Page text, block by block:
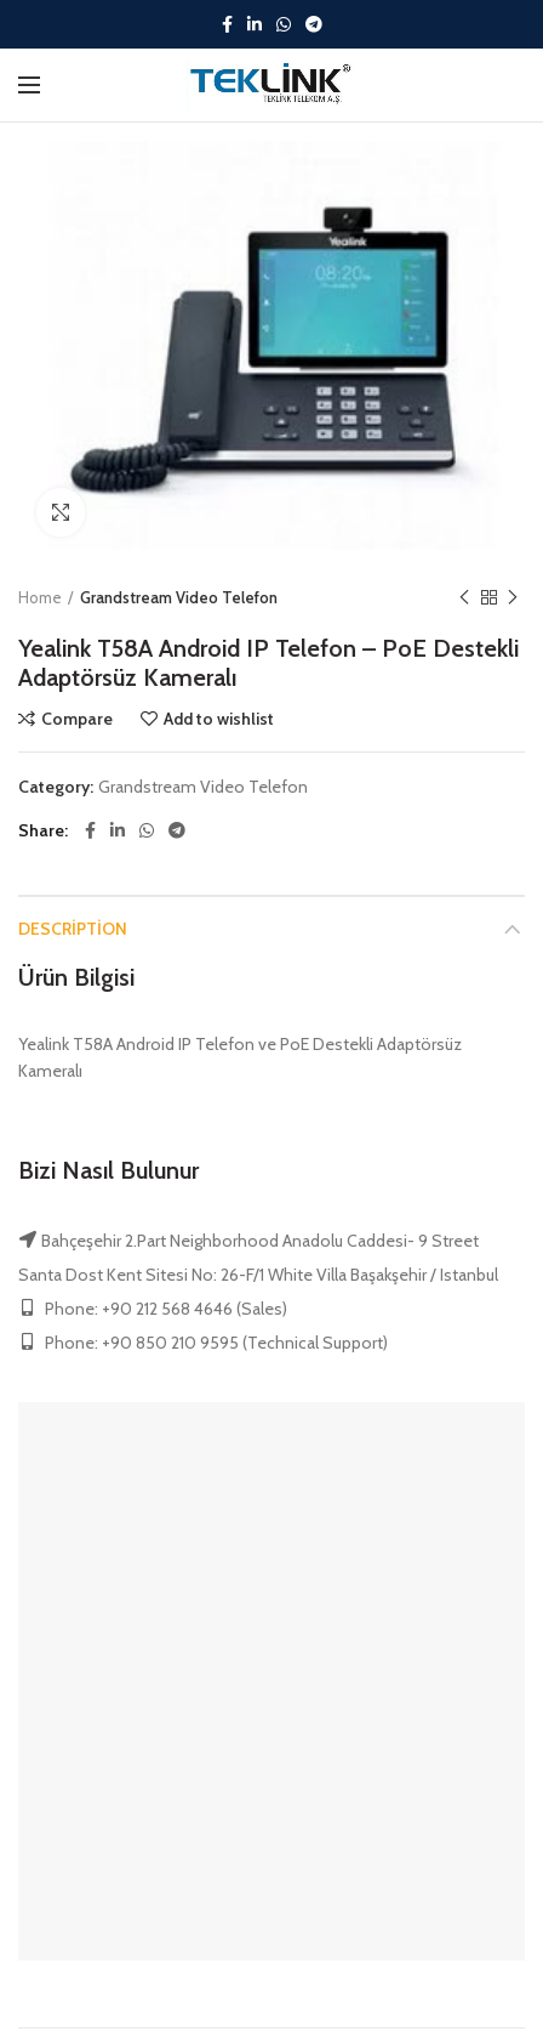
Home Grandstream Video Telefon
Yealink T58A Android IP Telefon – PoE Destekli
Adaptörsüz Kameralı
Compare Add to wishlist
Category: Grandstream Video Telefon
Share
DESCRIPTION
Ürün Bilgisi
Yealink T58A Android IP Telefon ve PoE Destekli Adaptörsüz
Kameralı
Bizi Nasıl Bulunur
Bahçeşehir 2.Part Neighborhood Anadolu Caddesi- 9 Street
Santa Dost Kent Sitesi No: 26-F/1 White Villa Başakşehir / Istanbul
Phone: +90 212 568 4646 (Sales)
Phone: +90 850 210 9595 (Technical Support)